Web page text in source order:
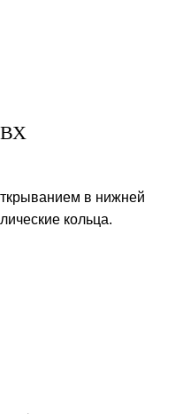
в нижней
кольца.